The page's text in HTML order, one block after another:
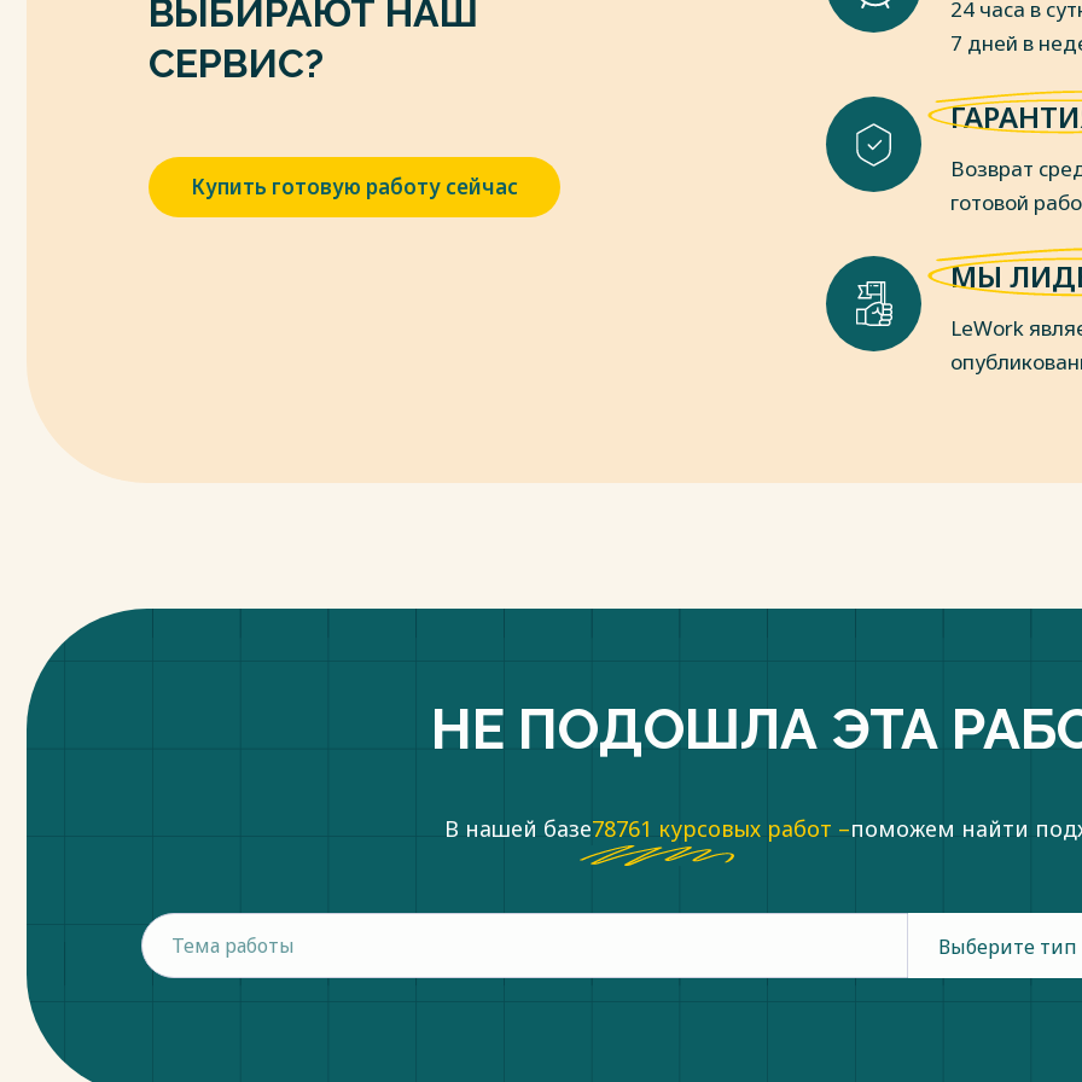
7.Ковалева, О. А. Ресурсосберегающие технологии получения биосовместимых
компонентов пищевых систем : монография / О. А. Ковалева, О. С. Киреева, Н. Н.
Поповичева. — Орел : ОрелГАУ, 2021. — 160 с.
8. Кошкина, Л.Ю. Пищевые технологии и биотехнологии. XVI Всероссийская
конференция молодых ученых, аспирантов и студентов с международным
участием, посвященная 150-ти летию периодической таблицы химических
элементов (16-19 апреля 2019 г) / Л. Ю. Кошкина ; под редакцией А. С.
9. Крюков, А. Н. Экологическое растениеводство в приусадебном хозяйстве / А.
Н. Крюков, О. Ю. Артемова, А. С. Блинник. — Санкт-Петербург : Лань, 2022. —
10. Магомедов, Г.О. Кондитерское производство Лабораторный практикум :
12. Никифорова, Т.Е. Биологическая безопасность продуктов питания: учеб.
Весь текст будет доступенпосле покупки
ВЫБИРАЮТ НАШ
СЕРВИС?
Купить готовую работу сейчас
24 часа в
7 дней в
Возврат
готовой
МЫ
LeWork
НЕ ПОДОШЛА ЭТА
В нашей базе78761 курсовых работ –поможем найти
Выберите тип